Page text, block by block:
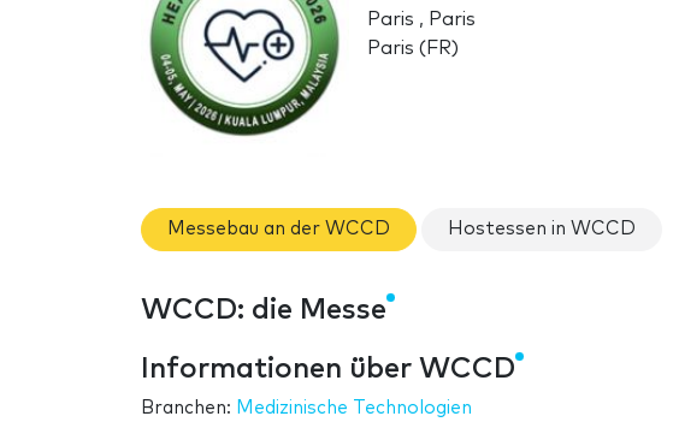
Paris , Paris
Paris (FR)
Messebau an der WCCD Hostessen in WCCD
WCCD: die Messe
Informationen über WCCD
Branchen: Medizinische Technologien